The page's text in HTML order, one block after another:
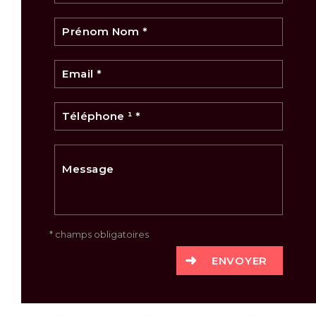
* champs obligatoires
ENVOYER